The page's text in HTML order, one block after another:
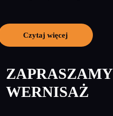
Czytaj więcej
WERNISAŻ